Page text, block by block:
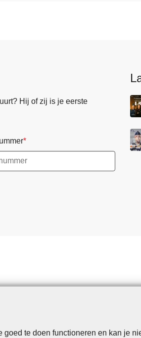
te doen functioneren en kan je
Hij of zij is je eerste
Disclaimer Privacy